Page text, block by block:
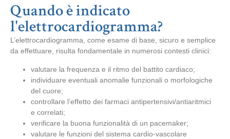
Quando è indicato
l'elettrocardiogramma?
L’elettrocardiogramma, come esame di base, sicuro e semplice
da effettuare, risulta fondamentale in numerosi contesti clinici:
valutare la frequenza e il ritmo del battito cardiaco;
individuare eventuali anomalie funzionali o morfologiche
del cuore;
controllare l’effetto dei farmaci antipertensivi/antiaritmici
e correlati;
verificare la buona funzionalità di un pacemaker;
valutare le funzioni del sistema cardio-vascolare